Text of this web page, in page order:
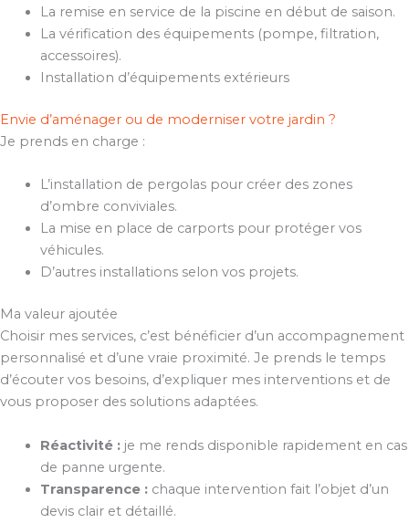
La remise en service de la piscine en début de saison.
La vérification des équipements (pompe, filtration,
accessoires).
Installation d’équipements extérieurs
Envie d’aménager ou de moderniser votre jardin ?
Je prends en charge :
L’installation de pergolas pour créer des zones
d’ombre conviviales.
La mise en place de carports pour protéger vos
véhicules.
D’autres installations selon vos projets.
Ma valeur ajoutée
Choisir mes services, c’est bénéficier d’un accompagnement
personnalisé et d’une vraie proximité. Je prends le temps
d’écouter vos besoins, d’expliquer mes interventions et de
vous proposer des solutions adaptées.
Réactivité :je me rends disponible rapidement en cas
de panne urgente.
Transparence :chaque intervention fait l’objet d’un
devis clair et détaillé.